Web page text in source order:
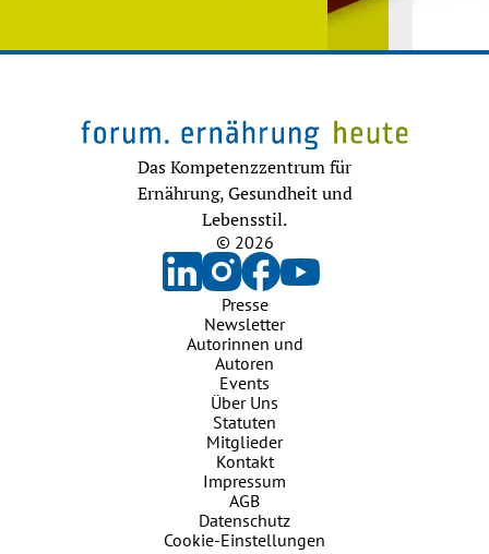
Das Kompetenzzentrum für
Ernährung, Gesundheit und
Lebensstil.
© 2026
Presse
Newsletter
Autorinnen und
Autoren
Events
Über Uns
Statuten
Mitglieder
Kontakt
Impressum
AGB
Datenschutz
Cookie-Einstellungen